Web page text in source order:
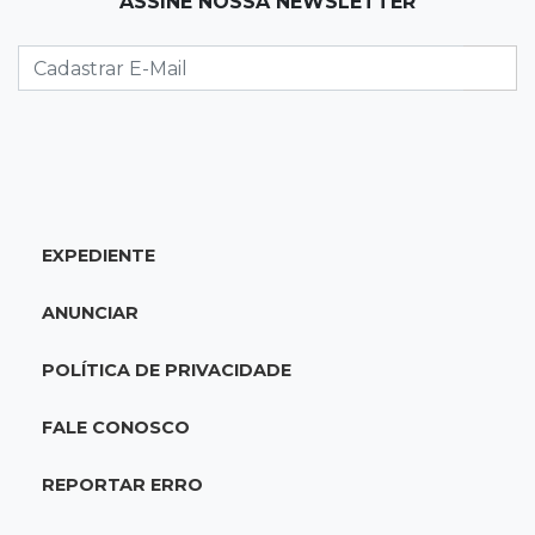
acidente com F-1000 na Av. Heráclito
18:28Concurso 3.042
acumulado em R$ 165 milhões
Produção de biodiesel cresce 32% em MS e
EXPEDIENTE
ANUNCIAR
POLÍTICA DE PRIVACIDADE
FALE CONOSCO
REPORTAR ERRO